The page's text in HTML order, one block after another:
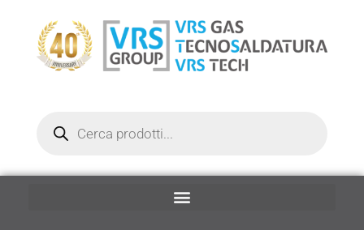
contenuto